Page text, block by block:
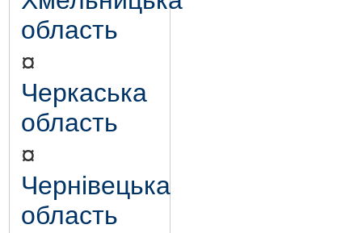
область
¤
Черкаська
область
¤
Чернівецька
область